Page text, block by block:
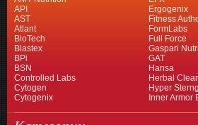
API
AST
Atlant
BioTech
Blastex
BPi
BSN
Controlled Labs
Cytogen
Cytogenix
Ergogenix
Fitness
FormLabs
Full Force
Gaspari
GAT
Hansa
Herbal
Hyper
Inner Armor